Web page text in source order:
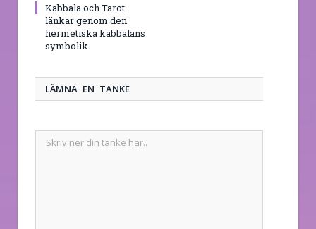
Kabbala och Tarot
länkar genom den
hermetiska kabbalans
symbolik
LÄMNA EN TANKE